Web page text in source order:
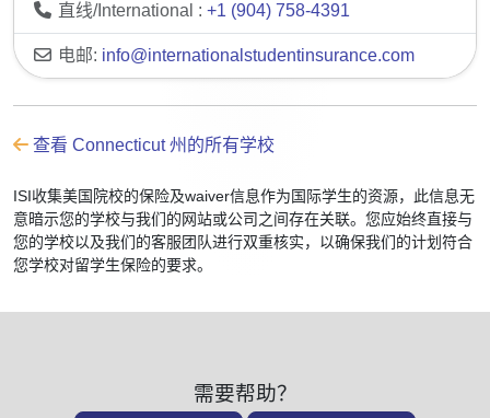
直线/International : +1 (904) 758-4391
电邮: info@internationalstudentinsurance.com
查看 Connecticut 州的所有学校
ISI收集美国院校的保险及waiver信息作为国际学生的资源，此信息无
意暗示您的学校与我们的网站或公司之间存在关联。您应始终直接与
您的学校以及我们的客服团队进行双重核实，以确保我们的计划符合
您学校对留学生保险的要求。
需要帮助？